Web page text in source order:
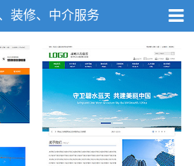
装修、中介服务